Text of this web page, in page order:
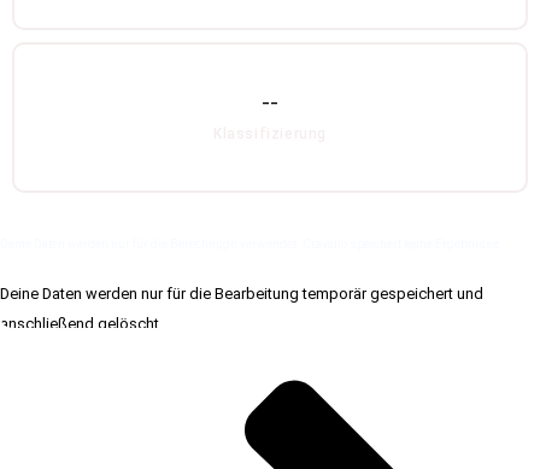
--
Deine Daten werden nur für die Bearbeitung temporär gespeichert und
anschließend gelöscht.